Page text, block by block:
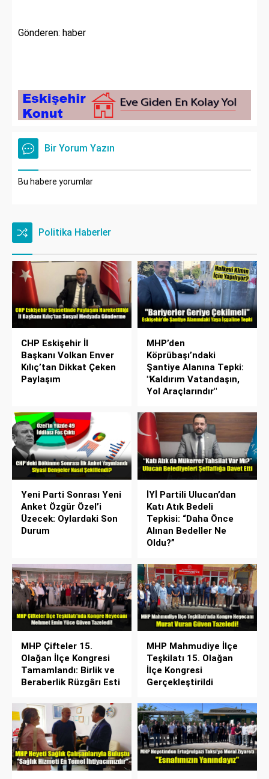
Gönderen: haber
Bir Yorum Yazın
Bu habere yorumlar
Politika Haberler
CHP Eskişehir İl
Başkanı Volkan Enver
Kılıç’tan Dikkat Çeken
Paylaşım
MHP’den
Köprübaşı’ndaki
Şantiye Alanına Tepki:
"Kaldırım Vatandaşın,
Yol Araçlarındır"
Yeni Parti Sonrası Yeni
Anket Özgür Özel’i
Üzecek: Oylardaki Son
Durum
İYİ Partili Ulucan’dan
Katı Atık Bedeli
Tepkisi: “Daha Önce
Alınan Bedeller Ne
Oldu?”
MHP Çifteler 15.
Olağan İlçe Kongresi
Tamamlandı: Birlik ve
Beraberlik Rüzgârı Esti
MHP Mahmudiye İlçe
Teşkilatı 15. Olağan
İlçe Kongresi
Gerçekleştirildi